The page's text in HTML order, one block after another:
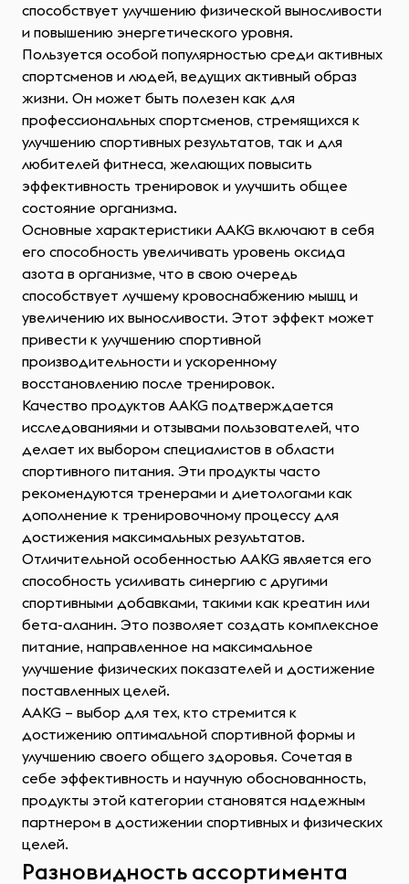
способствует улучшению физической выносливости
и повышению энергетического уровня.
Пользуется особой популярностью среди активных
спортсменов и людей, ведущих активный образ
жизни. Он может быть полезен как для
профессиональных спортсменов, стремящихся к
улучшению спортивных результатов, так и для
любителей фитнеса, желающих повысить
эффективность тренировок и улучшить общее
состояние организма.
Основные характеристики AAKG включают в себя
его способность увеличивать уровень оксида
азота в организме, что в свою очередь
способствует лучшему кровоснабжению мышц и
увеличению их выносливости. Этот эффект может
привести к улучшению спортивной
производительности и ускоренному
восстановлению после тренировок.
Качество продуктов AAKG подтверждается
исследованиями и отзывами пользователей, что
делает их выбором специалистов в области
спортивного питания. Эти продукты часто
рекомендуются тренерами и диетологами как
дополнение к тренировочному процессу для
достижения максимальных результатов.
Отличительной особенностью AAKG является его
способность усиливать синергию с другими
спортивными добавками, такими как креатин или
бета-аланин. Это позволяет создать комплексное
питание, направленное на максимальное
улучшение физических показателей и достижение
поставленных целей.
AAKG – выбор для тех, кто стремится к
достижению оптимальной спортивной формы и
улучшению своего общего здоровья. Сочетая в
себе эффективность и научную обоснованность,
продукты этой категории становятся надежным
партнером в достижении спортивных и физических
целей.
Разновидность ассортимента